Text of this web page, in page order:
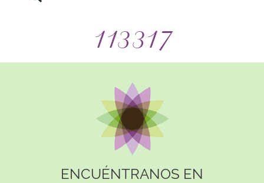
113317
ENCUÉNTRANOS EN